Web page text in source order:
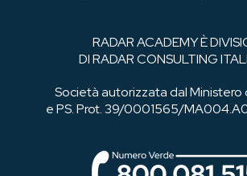
RADAR ACADEMY È
DI RADAR CONSULTING
Società autorizzata dal Ministero
e PS. Prot. 39/0001565/